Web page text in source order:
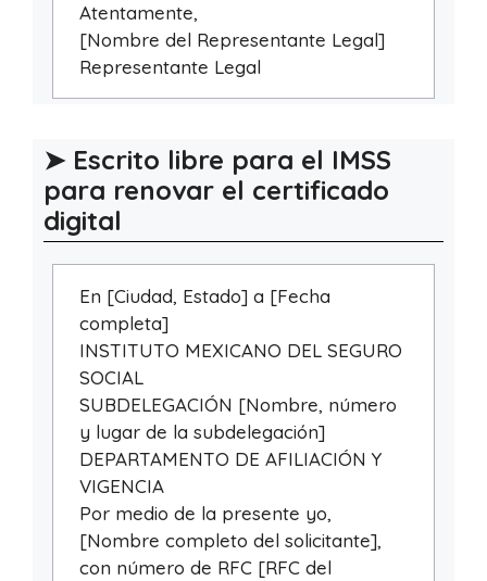
Atentamente,
[Nombre del Representante Legal]
Representante Legal
➤ Escrito libre para el IMSS
para renovar el certificado
digital
En [Ciudad, Estado] a [Fecha
completa]
INSTITUTO MEXICANO DEL SEGURO
SOCIAL
SUBDELEGACIÓN [Nombre, número
y lugar de la subdelegación]
DEPARTAMENTO DE AFILIACIÓN Y
VIGENCIA
Por medio de la presente yo,
[Nombre completo del solicitante],
con número de RFC [RFC del